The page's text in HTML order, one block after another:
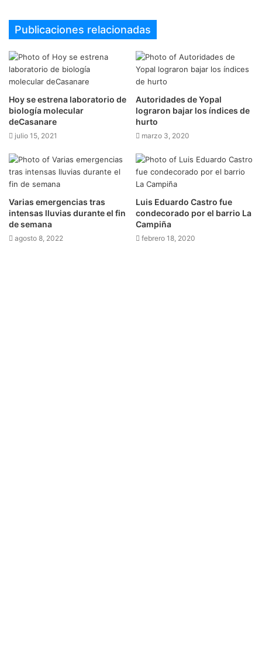
Publicaciones relacionadas
Hoy se estrena laboratorio de
biología molecular
deCasanare
julio 15, 2021
Autoridades de Yopal
lograron bajar los índices de
hurto
marzo 3, 2020
Varias emergencias tras
intensas lluvias durante el fin
de semana
agosto 8, 2022
Luis Eduardo Castro fue
condecorado por el barrio La
Campiña
febrero 18, 2020